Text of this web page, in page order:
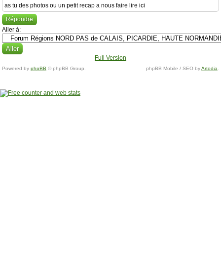
as tu des photos ou un petit recap a nous faire lire ici
Répondre
Aller à:
Full Version
Powered by phpBB © phpBB Group. phpBB Mobile / SEO byArtodia